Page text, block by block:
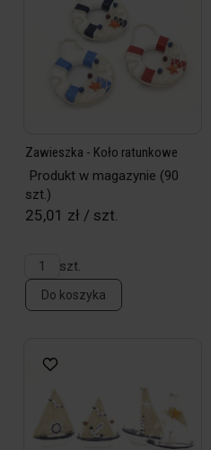
Zawieszka - Koło ratunkowe
Produkt w magazynie (90
szt.)
25,01 zł / szt.
szt.
Do koszyka